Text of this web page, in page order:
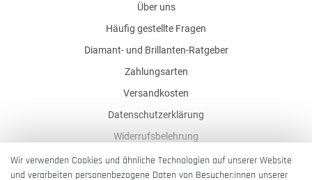
Über uns
Häufig gestellte Fragen
Diamant- und Brillanten-Ratgeber
Zahlungsarten
Versandkosten
Datenschutzerklärung
Widerrufsbelehrung
AGB
Wir verwenden Cookies und ähnliche Technologien auf unserer Website
und verarbeiten personenbezogene Daten von Besucher:innen unserer